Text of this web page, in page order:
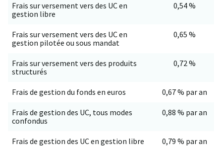
Frais sur versement vers des UC en
gestion libre
0,54 %
Frais sur versement vers des UC en
gestion pilotée ou sous mandat
0,65 %
Frais sur versement vers des produits
structurés
0,72 %
Frais de gestion du fonds en euros 0,67 % par an
Frais de gestion des UC, tous modes
confondus
0,88 % par an
Frais de gestion des UC en gestion libre 0,79 % par an